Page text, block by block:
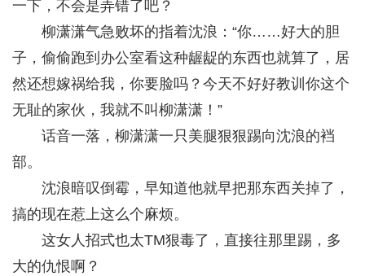
一下，不会是弄错了吧？
柳潇潇气急败坏的指着沈浪：“你……好大的胆
子，偷偷跑到办公室看这种龌龊的东西也就算了，居
然还想嫁祸给我，你要脸吗？今天不好好教训你这个
无耻的家伙，我就不叫柳潇潇！”
话音一落，柳潇潇一只美腿狠狠踢向沈浪的裆
部。
沈浪暗叹倒霉，早知道他就早把那东西关掉了，
搞的现在惹上这么个麻烦。
这女人招式也太TM狠毒了，直接往那里踢，多
大的仇恨啊？